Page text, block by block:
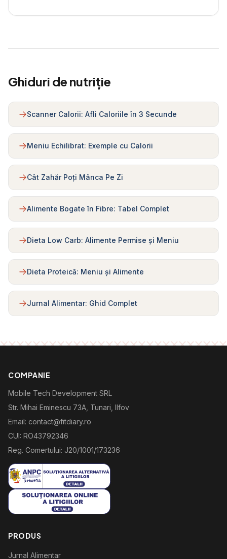
Ghiduri de nutriție
Scanner Calorii: Afli Caloriile în 3 Secunde
Meniu Echilibrat: Exemple cu Calorii
Cât Zahăr Poți Mânca Pe Zi
Alimente Bogate în Fibre: Tabel Complet
Dieta Low Carb: Alimente Permise și Meniu
Dieta Proteică: Meniu și Alimente
Jurnal Alimentar: Ghid Complet
COMPANIE
Mobile Tech Development SRL
Str. Mihai Eminescu 73A, Tunari, Ilfov
Email: contact@fitdiary.ro
CUI: RO43792346
Reg. Comertului: J20/1001/173236
PRODUS
Jurnal Alimentar